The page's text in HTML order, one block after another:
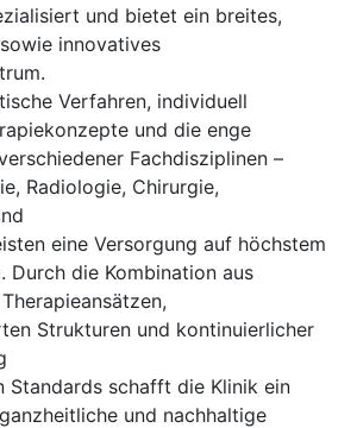
und bietet ein breites,
innovatives
Verfahren, individuell
und die enge
Fachdisziplinen –
Radiologie, Chirurgie,
eine Versorgung auf höchstem
Durch die Kombination aus
Strukturen und kontinuierlicher
Standards schafft die Klinik ein
und nachhaltige